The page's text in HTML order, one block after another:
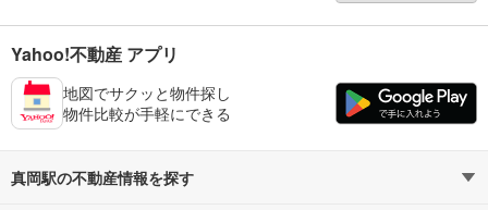
Yahoo!不動産 アプリ
地図でサクッと物件探し
物件比較が手軽にできる
真岡駅の不動産情報を探す